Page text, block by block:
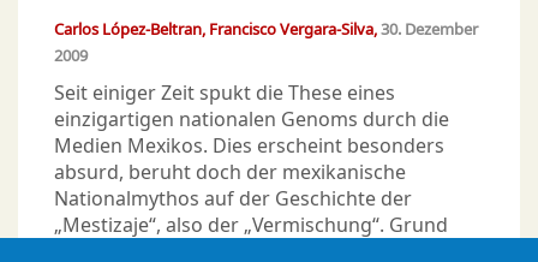
Carlos López-Beltran Francisco Vergara-Silva 30. Dezember
2009
Seit einiger Zeit spukt die These eines
einzigartigen nationalen Genoms durch die
Medien Mexikos. Dies erscheint besonders
absurd, beruht doch der mexikanische
Nationalmythos auf der Geschichte der
„Mestizaje“, also der „Vermischung“. Grund